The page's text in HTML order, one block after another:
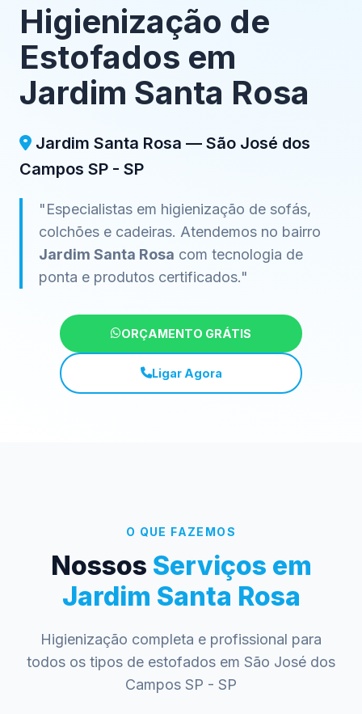
Higienização de
Estofados em
Jardim Santa Rosa
Jardim Santa Rosa — São José dos
Campos SP - SP
"Especialistas em higienização de sofás,
colchões e cadeiras. Atendemos no bairro
Jardim Santa Rosa com tecnologia de
ponta e produtos certificados."
ORÇAMENTO GRÁTIS
Ligar Agora
O QUE FAZEMOS
Nossos Serviços em
Jardim Santa Rosa
Higienização completa e profissional para
todos os tipos de estofados em São José dos
Campos SP - SP